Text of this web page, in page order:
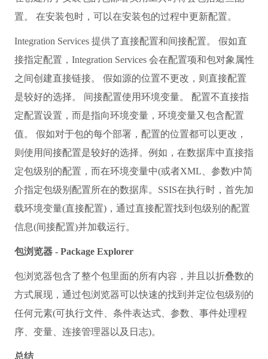
盘空间，并且假如可用磁盘空间不满足此值，包将不会运
行。
配置可以使包更加灵活。 例如，配置可以更新在属性表
达式中使用的变量的值。
Integration Services 支持几种不同的存储包配置(例如 XML
文件、SQL Server 数据库中的表以及环境变量和包变量)
的方法。
每个配置都是一个属性/值对。 XML 配置文件和 SQL
Server 配置类型可以包括多个配置。
在创建用于安装包的包部署实用工具时将会包括这些配
置。 在安装包时，可以在安装包的过程中更新配置。
接指定配置，Integration Services 会在配置项和包对象属性
之间创建直接链接。 假如源的位置不更改，则直接配置
是较好的选择。 间接配置使用环境变量。 配置不直接指
定配置设置，而是指向环境变量，环境变量又包含配置
值。 假如对于包的每个部署，配置的位置都可以更改，
则使用间接配置是较好的选择。例如，在数据库中直接指